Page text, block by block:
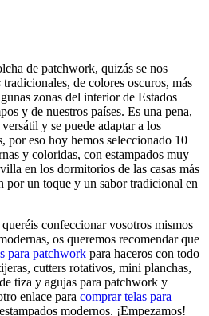
de patchwork, quizás se nos
tradicionales, de colores oscuros, más
zonas del interior de Estados
y de nuestros países. Es una pena,
y se puede adaptar a los
por eso hoy hemos seleccionado 10
y coloridas, con estampados muy
en los dormitorios de las casas más
por un toque y un sabor tradicional en
confeccionar vosotros mismos
os queremos recomendar que
para patchwork para haceros con todo
cutters rotativos, mini planchas,
tiza y agujas para patchwork y
enlace para comprar telas para
modernos. ¡Empezamos!